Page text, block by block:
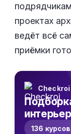
проектах
ведёт всё
приёмки
Checkroi
136